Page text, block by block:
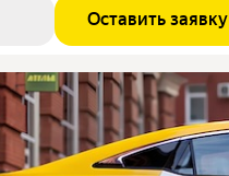
Оставить заявку